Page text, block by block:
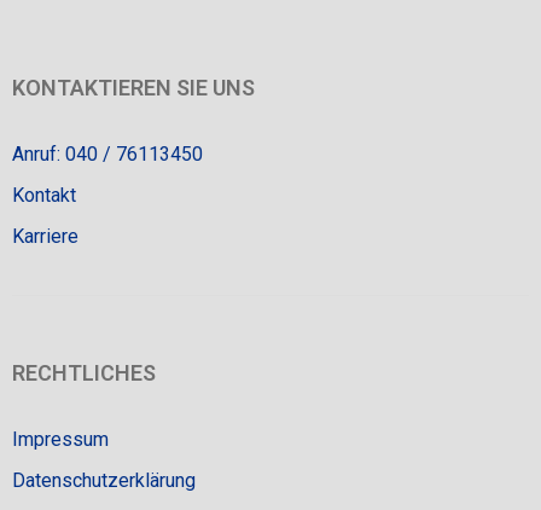
KONTAKTIEREN SIE UNS
Anruf: 040 / 76113450
Kontakt
Karriere
RECHTLICHES
Impressum
Datenschutzerklärung